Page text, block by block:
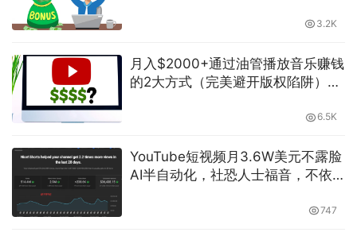
3.2K
月入$2000+通过油管播放音乐赚钱
的2大方式（完美避开版权陷阱）含
6.5K
YouTube短视频月3.6W美元不露脸
AI半自动化，社恐人士福音，不依
747